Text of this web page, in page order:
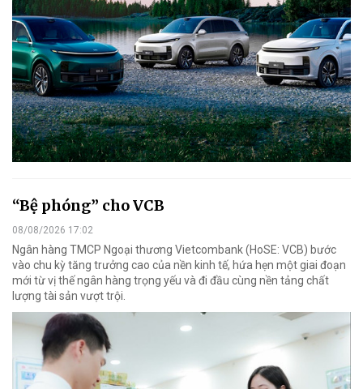
“Bệ phóng” cho VCB
08/08/2026 17:02
Ngân hàng TMCP Ngoại thương Vietcombank (HoSE: VCB) bước
vào chu kỳ tăng trưởng cao của nền kinh tế, hứa hẹn một giai đoạn
mới từ vị thế ngân hàng trọng yếu và đi đầu cùng nền tảng chất
lượng tài sản vượt trội.